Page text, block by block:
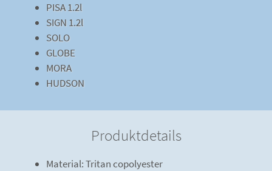
PISA 1.2l
SIGN 1.2l
SOLO
GLOBE
MORA
HUDSON
Produktdetails
Material: Tritan copolyester